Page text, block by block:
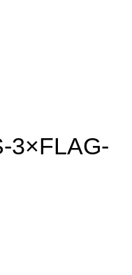
3×FLAG-